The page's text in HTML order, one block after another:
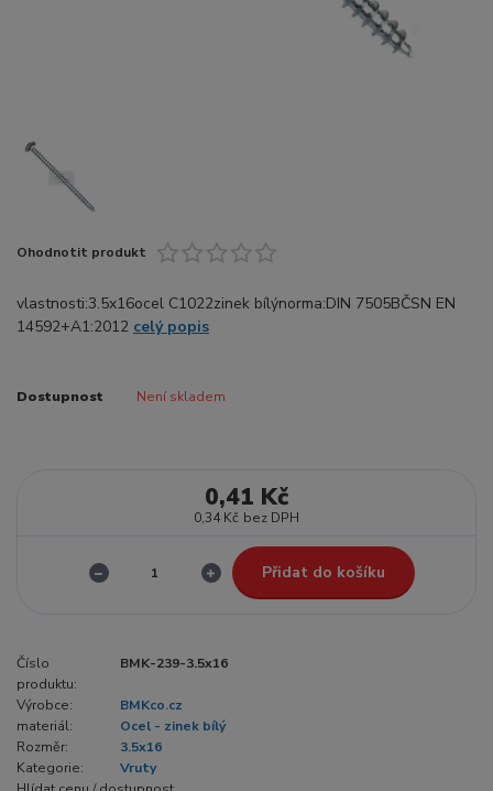
Ohodnotit produkt
vlastnosti:3.5x16ocel C1022zinek bílýnorma:DIN 7505BČSN EN
14592+A1:2012 celý popis
Dostupnost Není skladem
0,41 Kč
0,34 Kč bez DPH
Přidat do košíku
Číslo
produktu:
BMK-239-3.5x16
Výrobce:
BMKco.cz
materiál:
Ocel - zinek bílý
Rozměr:
3.5x16
Kategorie:
Vruty